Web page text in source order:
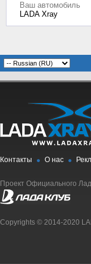
Ваш автомобиль
LADA Xray
Контакты О нас
Проект Официального
Copyrights © 2014-2020